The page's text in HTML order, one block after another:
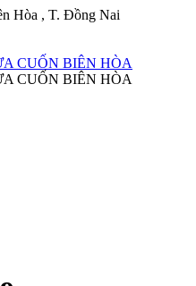
Hòa , T. Đồng Nai